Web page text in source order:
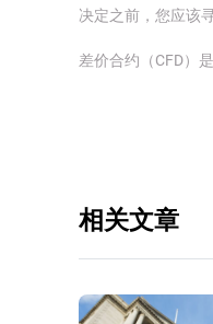
决定之前，您应该
差价合约（CFD）
相关文章